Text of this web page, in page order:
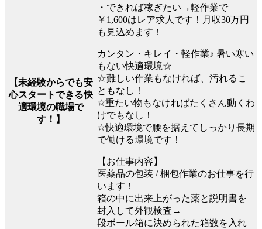
【未経験からでも安
心スタートできる快
適環境の職場で
す！】
・できれば稼ぎたい→軽作業で
￥1,600はレア求人です！月収30万円
も見込めます！
カンタン・キレイ・軽作業♪ 暑い寒い
もない快適環境☆
☆難しい作業もなければ、汚れるこ
ともなし！
☆重たい物もなければたくさん動くわ
けでもなし！
☆快適環境で腰を据えてしっかり長期
で働ける環境です！
【お仕事内容】
医薬品の包装 / 梱包作業のお仕事を行
います！
箱の中に出来上がった薬と説明書を
封入して外観検査→
段ボール箱に決められた箱数を入れ